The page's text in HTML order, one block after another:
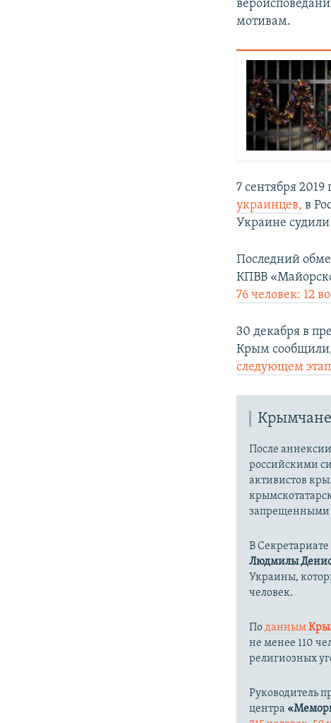
мотивам.
7 сентября
украинцев, в
Украине
Последний
КПВВ
76 человек: 12
30 декабря в
Крым
следующем
После
российскими
активистов
запрещенными
В
Людмилы
Украины,
человек.
Поданным
не менее 110
религиозных
Руководитель
центра